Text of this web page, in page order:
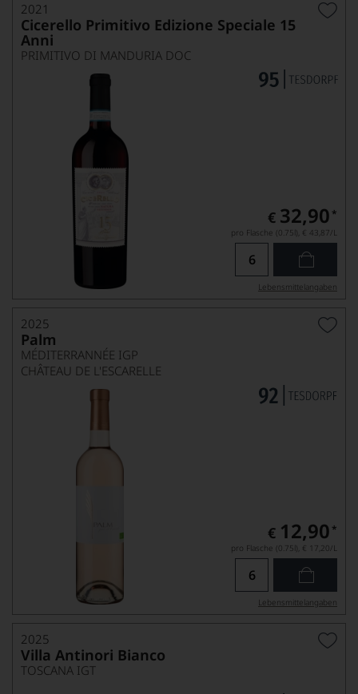
2021
Cicerello Primitivo Edizione Speciale 15
Anni
PRIMITIVO DI MANDURIA DOC
€ 32,90 *
pro Flasche (0.75l), € 43,87/L
Lebensmittel­angaben
2025
Palm
MÉDITERRANNÉE IGP
CHÂTEAU DE L'ESCARELLE
€ 12,90 *
pro Flasche (0.75l), € 17,20/L
Lebensmittel­angaben
2025
Villa Antinori Bianco
TOSCANA IGT